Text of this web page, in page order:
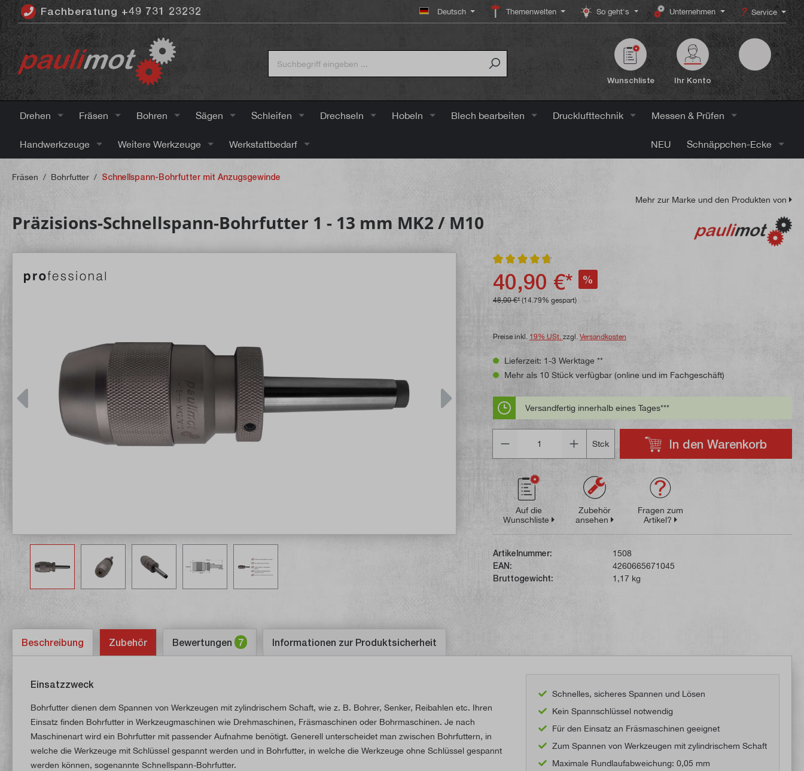
springen
Fachberatung +49 731 23232 Deutsch Themenwelten So geht's Unternehmen Service
Wunschliste Ihr Konto
Drehen Fräsen Bohren Sägen Schleifen Drechseln Hobeln Blech bearbeiten Drucklufttechnik Messen & Prüfen
Handwerkzeuge Weitere Werkzeuge Werkstattbedarf NEU Schnäppchen-Ecke
Fräsen / Bohrfutter / Schnellspann-Bohrfutter mit Anzugsgewinde
Präzisions-Schnellspann-Bohrfutter 1 - 13 mm MK2 / M10
Mehr zur Marke und den Produkten von
Durchschnittliche Bewertung von 4.8 von 5 Sternen
40,90 €* %
48,00 €* (14.79% gespart)
Preise inkl. 19% USt. zzgl. Versandkosten
Lieferzeit: 1-3 Werktage **
Mehr als 10 Stück verfügbar (online und im Fachgeschäft)
Versandfertig innerhalb eines Tages***
Stck
In den Warenkorb
Auf die
Wunschliste
Zubehör
ansehen
Fragen zum
Artikel?
Artikelnummer:
1508
EAN:
4260665671045
Bruttogewicht:
1,17 kg
Beschreibung Zubehör Bewertungen 7 Informationen zur Produktsicherheit
Einsatzzweck
Bohrfutter dienen dem Spannen von Werkzeugen mit zylindrischem Schaft, wie z. B. Bohrer, Senker, Reibahlen etc. Ihren
Einsatz finden Bohrfutter in Werkzeugmaschinen wie Drehmaschinen, Fräsmaschinen oder Bohrmaschinen. Je nach
Maschinenart wird ein Bohrfutter mit passender Aufnahme benötigt. Generell unterscheidet man zwischen Bohrfuttern, in
welche die Werkzeuge mit Schlüssel gespannt werden und in Bohrfutter, in welche die Werkzeuge ohne Schlüssel gespannt
werden können, sogenannte Schnellspann-Bohrfutter.
Schnelles, sicheres Spannen und Lösen
Kein Spannschlüssel notwendig
Für den Einsatz an Fräsmaschinen geeignet
Zum Spannen von Werkzeugen mit zylindrischem Schaft
Maximale Rundlaufabweichung: 0,05 mm